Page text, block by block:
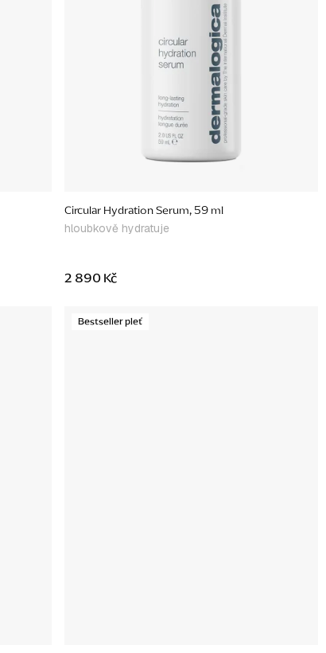
Circular Hydration Serum, 59 ml
hloubkově hydratuje
2 890 Kč
Bestseller pleť